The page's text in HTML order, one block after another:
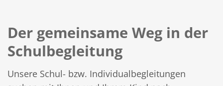
Der gemeinsame Weg in der
Schulbegleitung
Unsere Schul- bzw. Individualbegleitungen